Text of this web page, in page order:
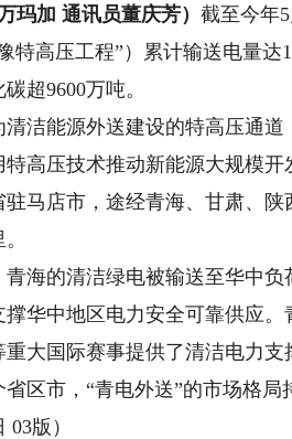
加 通讯员董庆芳）截至今年
特高压工程”）累计输送电量达
超9600万吨。
能源外送建设的特高压通道
高压技术推动新能源大规模
马店市，途经青海、甘肃、
的清洁绿电被输送至华中负
华中地区电力安全可靠供应
大国际赛事提供了清洁电力
区市，“青电外送”的市场格局
版）